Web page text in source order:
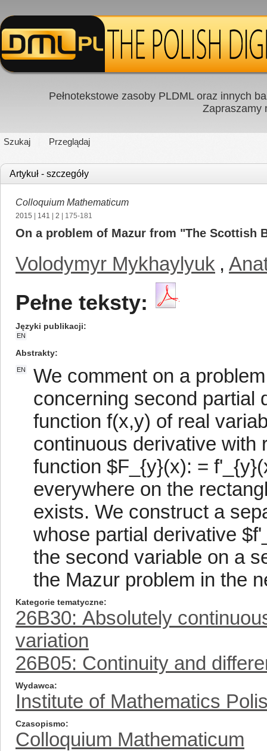
Pełnotekstowe zasoby PLDML oraz innych
Zapraszamy
Szukaj Przeglądaj
Artykuł - szczegóły
Colloquium Mathematicum
2015 141 2 | 175-181
On a problem of Mazur from "The Scottish
Volodymyr Mykhaylyuk ,
Pełne teksty:
Języki publikacji
EN
Abstrakty
EN
We comment on a
concerning second partial
function f(x,y) of real
continuous derivative with
function $F_{y}(x): =
everywhere on the
exists. We construct a
whose partial derivative
the second variable on a
the Mazur problem in the
Kategorie tematyczne
26B30: Absolutely
variation
26B05: Continuity and
Wydawca
Institute of Mathematics
Czasopismo
Colloquium Mathematicum